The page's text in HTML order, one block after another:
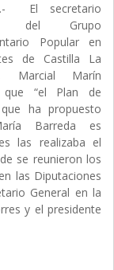
El secretario
del Grupo
Popular en
de Castilla La
Marcial Marín
que “el Plan de
ha propuesto
Barreda es
las realizaba el
se reunieron los
las Diputaciones
General en la
y el presidente